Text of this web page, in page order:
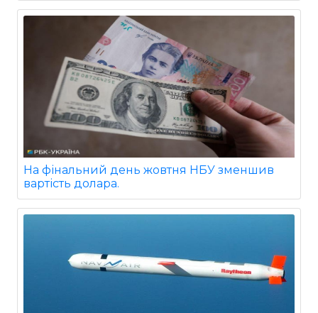
На фінальний день жовтня НБУ зменшив
вартість долара.